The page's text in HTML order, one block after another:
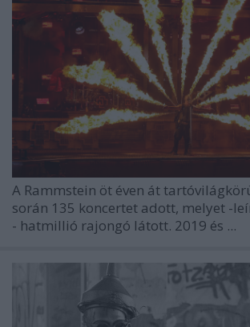
A Rammstein öt éven át
során 135 koncertet adott, melyet -
- hatmillió rajongó látott. 2019 és ...